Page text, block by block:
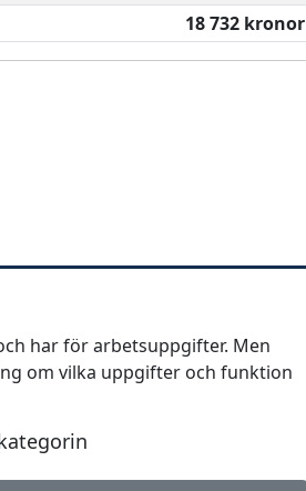
18 732 kronor
har för arbetsuppgifter. Men
om vilka uppgifter och funktion